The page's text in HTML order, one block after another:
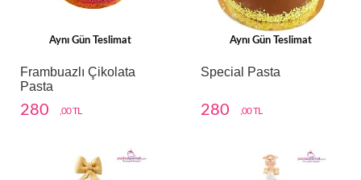
Aynı Gün Teslimat
Frambuazlı Çikolata
Pasta
280 ,00 TL
Aynı Gün Teslimat
Special Pasta
280 ,00 TL